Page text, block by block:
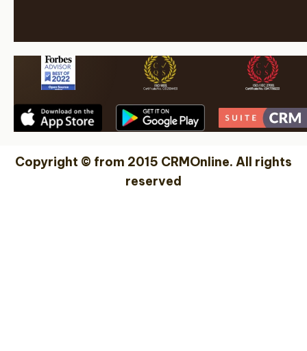
Copyright © from 2015 CRMOnline. All rights
reserved